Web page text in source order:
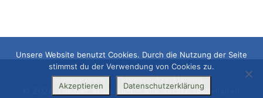
Impressum| Datenschutzerklärung
Theater Bruckmühl– Alle Rechte vorbehalten
Unsere Website benutzt Cookies. Durch die Nutzung der Seite
stimmst du der Verwendung von Cookies zu.
Akzeptieren Datenschutzerklärung